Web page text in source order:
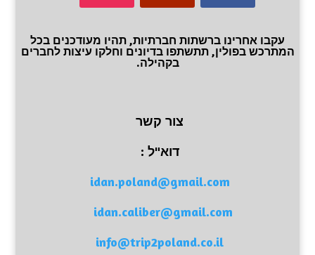
עקבו אחרינו ברשתות חברתיות, תהיו מעודכנים בכל
המתרכש בפולין, תתשתפו בדיונים וחלקו עיצות לחברים
בקהילה.
צור קשר
דוא"ל :
idan.poland@gmail.com
idan.caliber@gmail.com
info@trip2poland.co.il